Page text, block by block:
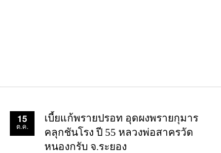
15
ต.ค.
เบี้ยแก้พรายปรอท อุดผงพรายกุมาร
คลุกชันโรง ปี 55 หลวงพ่อสาครวัด
หนองกรับ จ.ระยอง